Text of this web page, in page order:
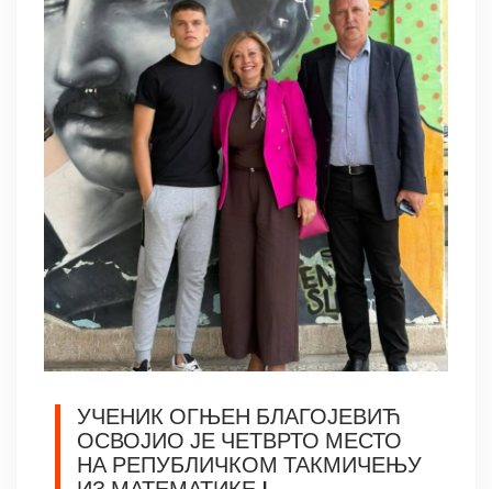
УЧЕНИК ОГЊЕН БЛАГОЈЕВИЋ
ОСВОЈИО ЈЕ ЧЕТВРТО МЕСТО
НА РЕПУБЛИЧКОМ ТАКМИЧЕЊУ